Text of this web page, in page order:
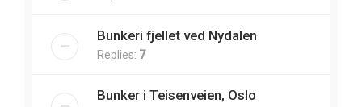
Bunkeri fjellet ved Nydalen
Replies: 7
Bunker i Teisenveien, Oslo